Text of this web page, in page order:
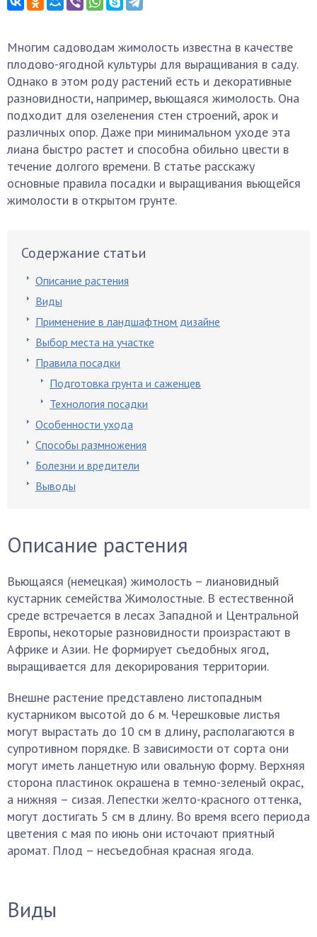
Многим садоводам жимолость известна в качестве
плодово-ягодной культуры для выращивания в саду.
Однако в этом роду растений есть и декоративные
разновидности, например, вьющаяся жимолость. Она
подходит для озеленения стен строений, арок и
различных опор. Даже при минимальном уходе эта
лиана быстро растет и способна обильно цвести в
течение долгого времени. В статье расскажу
основные правила посадки и выращивания вьющейся
жимолости в открытом грунте.
Содержание статьи
Описание растения
Виды
Применение в ландшафтном дизайне
Выбор места на участке
Правила посадки
Подготовка грунта и саженцев
Технология посадки
Особенности ухода
Способы размножения
Болезни и вредители
Выводы
Описание растения
Вьющаяся (немецкая) жимолость – лиановидный
кустарник семейства Жимолостные. В естественной
среде встречается в лесах Западной и Центральной
Европы, некоторые разновидности произрастают в
Африке и Азии. Не формирует съедобных ягод,
выращивается для декорирования территории.
Внешне растение представлено листопадным
кустарником высотой до 6 м. Черешковые листья
могут вырастать до 10 см в длину, располагаются в
супротивном порядке. В зависимости от сорта они
могут иметь ланцетную или овальную форму. Верхняя
сторона пластинок окрашена в темно-зеленый окрас,
а нижняя – сизая. Лепестки желто-красного оттенка,
могут достигать 5 см в длину. Во время всего периода
цветения с мая по июнь они источают приятный
аромат. Плод – несъедобная красная ягода.
Виды